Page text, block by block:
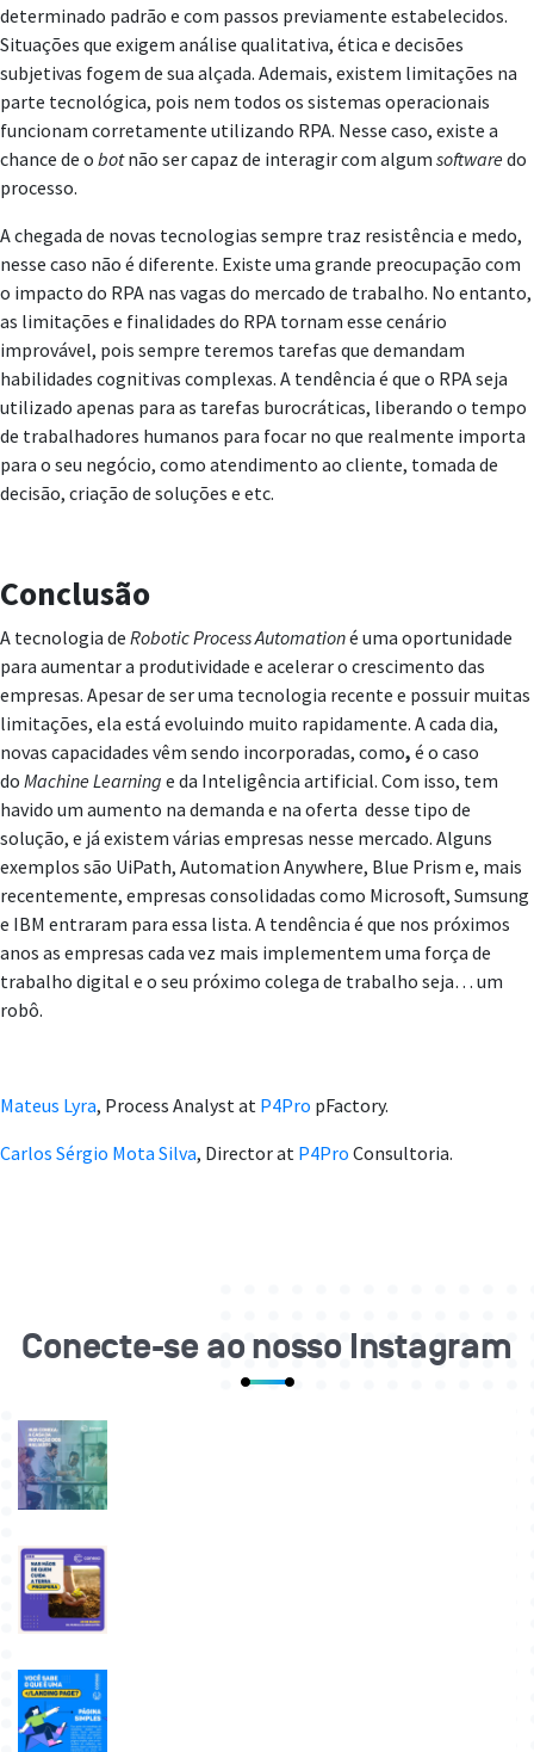
determinado padrão e com passos previamente estabelecidos.
Situações que exigem análise qualitativa, ética e decisões
subjetivas fogem de sua alçada. Ademais, existem limitações na
parte tecnológica, pois nem todos os sistemas operacionais
funcionam corretamente utilizando RPA. Nesse caso, existe a
chance de o botnão ser capaz de interagir com algum softwaredo
processo.
A chegada de novas tecnologias sempre traz resistência e medo,
nesse caso não é diferente. Existe uma grande preocupação com
o impacto do RPA nas vagas do mercado de trabalho. No entanto,
as limitações e finalidades do RPA tornam esse cenário
improvável, pois sempre teremos tarefas que demandam
habilidades cognitivas complexas. A tendência é que o RPA seja
utilizado apenas para as tarefas burocráticas, liberando o tempo
de trabalhadores humanos para focar no que realmente importa
para o seu negócio, como atendimento ao cliente, tomada de
decisão, criação de soluções e etc.
Conclusão
A tecnologia de Robotic Process Automationé uma oportunidade
para aumentar a produtividade e acelerar o crescimento das
empresas. Apesar de ser uma tecnologia recente e possuir muitas
limitações, ela está evoluindo muito rapidamente. A cada dia,
novas capacidades vêm sendo incorporadas, como, é o caso
do Machine Learning e da Inteligência artificial. Com isso, tem
havido um aumento na demanda e na oferta desse tipo de
solução, e já existem várias empresas nesse mercado. Alguns
exemplos são UiPath, Automation Anywhere, Blue Prism e, mais
recentemente, empresas consolidadas como Microsoft, Sumsung
e IBM entraram para essa lista. A tendência é que nos próximos
anos as empresas cada vez mais implementem uma força de
trabalho digital e o seu próximo colega de trabalho seja… um
robô.
Mateus Lyra, Process Analyst at P4Pro pFactory.
Carlos Sérgio Mota Silva, Director at P4Pro Consultoria.
Conecte-se ao nosso Instagram